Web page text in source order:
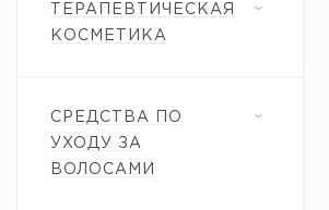
ТЕРАПЕВТИЧЕСКАЯ
КОСМЕТИКА
СРЕДСТВА ПО
УХОДУ ЗА
ВОЛОСАМИ